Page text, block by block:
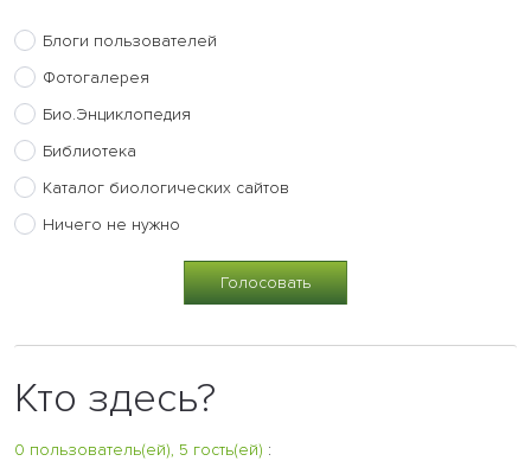
Блоги пользователей
Фотогалерея
Био.Энциклопедия
Библиотека
Каталог биологических сайтов
Ничего не нужно
Кто здесь?
0 пользователь(ей), 5 гость(ей) :